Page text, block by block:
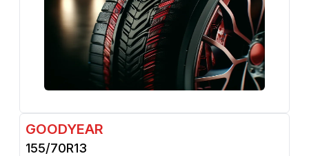
GOODYEAR
155/70R13